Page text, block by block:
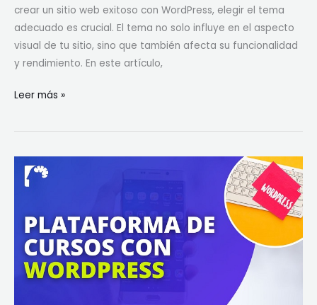
crear un sitio web exitoso con WordPress, elegir el tema
adecuado es crucial. El tema no solo influye en el aspecto
visual de tu sitio, sino que también afecta su funcionalidad
y rendimiento. En este artículo,
Leer más »
Cómo
Crear
Web
de
Cursos
con